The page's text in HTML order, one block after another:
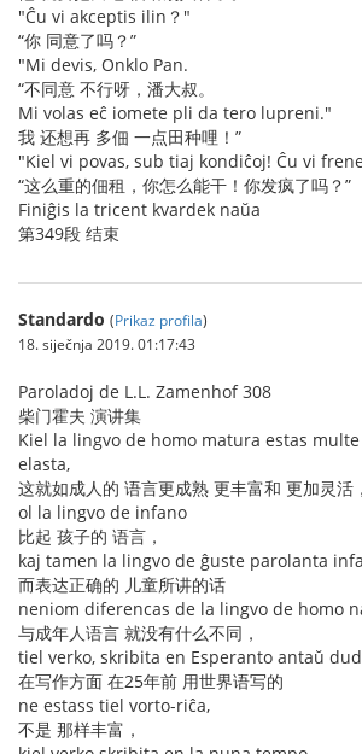
"Ĉu vi akceptis ilin？"
“你 同意了吗？”
"Mi devis, Onklo Pan.
“不同意 不行呀，潘大叔。
Mi volas eĉ iomete pli da tero lupreni."
我 还想再 多佃 一点田种哩！”
"Kiel vi povas, sub tiaj kondiĉoj! Ĉu vi
“这么重的佃租，你怎么能干！你发疯了吗？”
Finiĝis la tricent kvardek naŭa
第349段 结束
Standardo (Prikaz profila)
18. siječnja 2019. 01:17:43
Paroladoj de L.L. Zamenhof 308
柴门霍夫 演讲集
Kiel la lingvo de homo matura estas
elasta,
这就如成人的 语言更成熟 更丰富和 更加灵活，
ol la lingvo de infano
比起 孩子的 语言，
kaj tamen la lingvo de ĝuste parolanta
而表达正确的 儿童所讲的话
neniom diferencas de la lingvo de homo
与成年人语言 就没有什么不同，
tiel verko, skribita en Esperanto antaŭ
在写作方面 在25年前 用世界语写的
ne estass tiel vorto-riĉa,
不是 那样丰富，